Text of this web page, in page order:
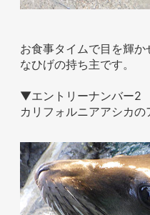
お食事タイムで目を輝
なひげの持ち主です。
▼エントリーナンバー2
カリフォルニアアシカの